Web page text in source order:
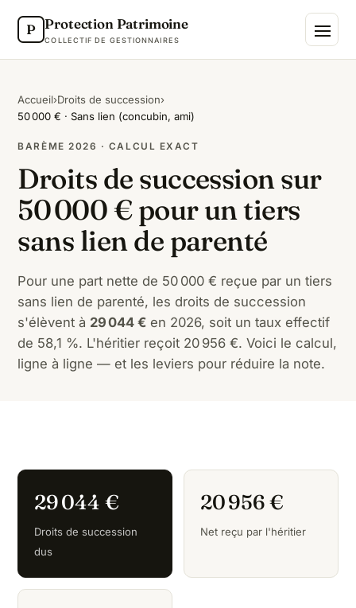
P Protection Patrimoine
COLLECTIF DE GESTIONNAIRES
Accueil›Droits de succession›
50 000 € · Sans lien (concubin, ami)
BARÈME 2026 · CALCUL EXACT
Droits de succession sur
50 000 € pour un tiers
sans lien de parenté
Pour une part nette de 50 000 € reçue par un tiers
sans lien de parenté, les droits de succession
s'élèvent à 29 044 € en 2026, soit un taux effectif
de 58,1 %. L'héritier reçoit 20 956 €. Voici le calcul,
ligne à ligne — et les leviers pour réduire la note.
29 044 €
Droits de succession
dus
20 956 €
Net reçu par l'héritier